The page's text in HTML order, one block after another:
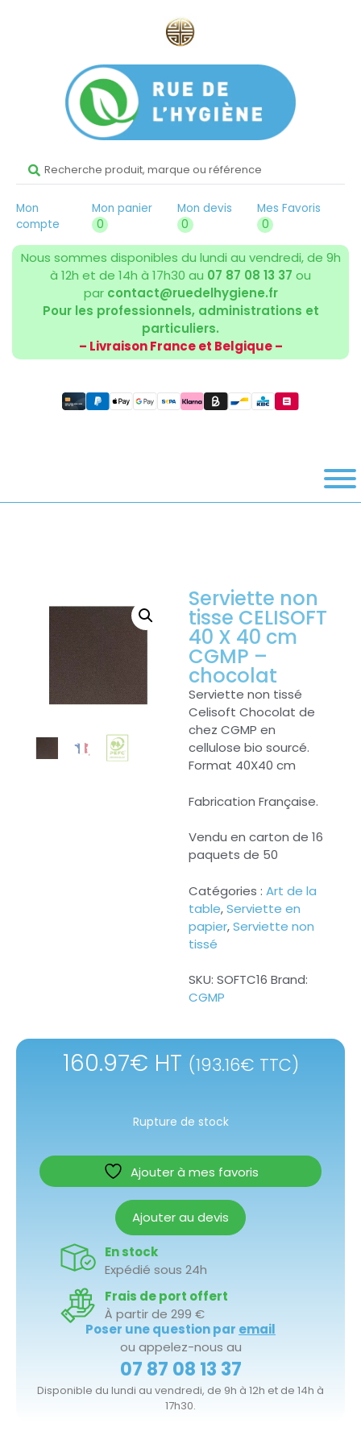
Mon
compte
Mon panier
0
Mon devis
0
Mes Favoris
0
Nous sommes disponibles du lundi au vendredi, de 9h
à 12h et de 14h à 17h30 au 07 87 08 13 37 ou
par contact@ruedelhygiene.fr
Pour les professionnels, administrations et
particuliers.
– Livraison France et Belgique –
Serviette non
tisse CELISOFT
40 X 40 cm
CGMP –
chocolat
Serviette non tissé
Celisoft Chocolat de
chez CGMP en
cellulose bio sourcé.
Format 40X40 cm
Fabrication Française.
Vendu en carton de 16
paquets de 50
Catégories : Art de la
table,Serviette en
papier,Serviette non
tissé
SKU: SOFTC16 Brand:
CGMP
160.97€ HT (193.16€ TTC)
Rupture de stock
Ajouter à mes favoris
Ajouter au devis
En stock
Expédié sous 24h
Frais de port offert
À partir de 299 €
Poser une question par email
ou appelez-nous au
07 87 08 13 37
Disponible du lundi au vendredi, de 9h à 12h et de 14h à
17h30.